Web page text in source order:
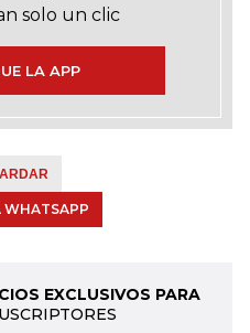
solo un clic
LA APP
WHATSAPP
EXCLUSIVOS PARA